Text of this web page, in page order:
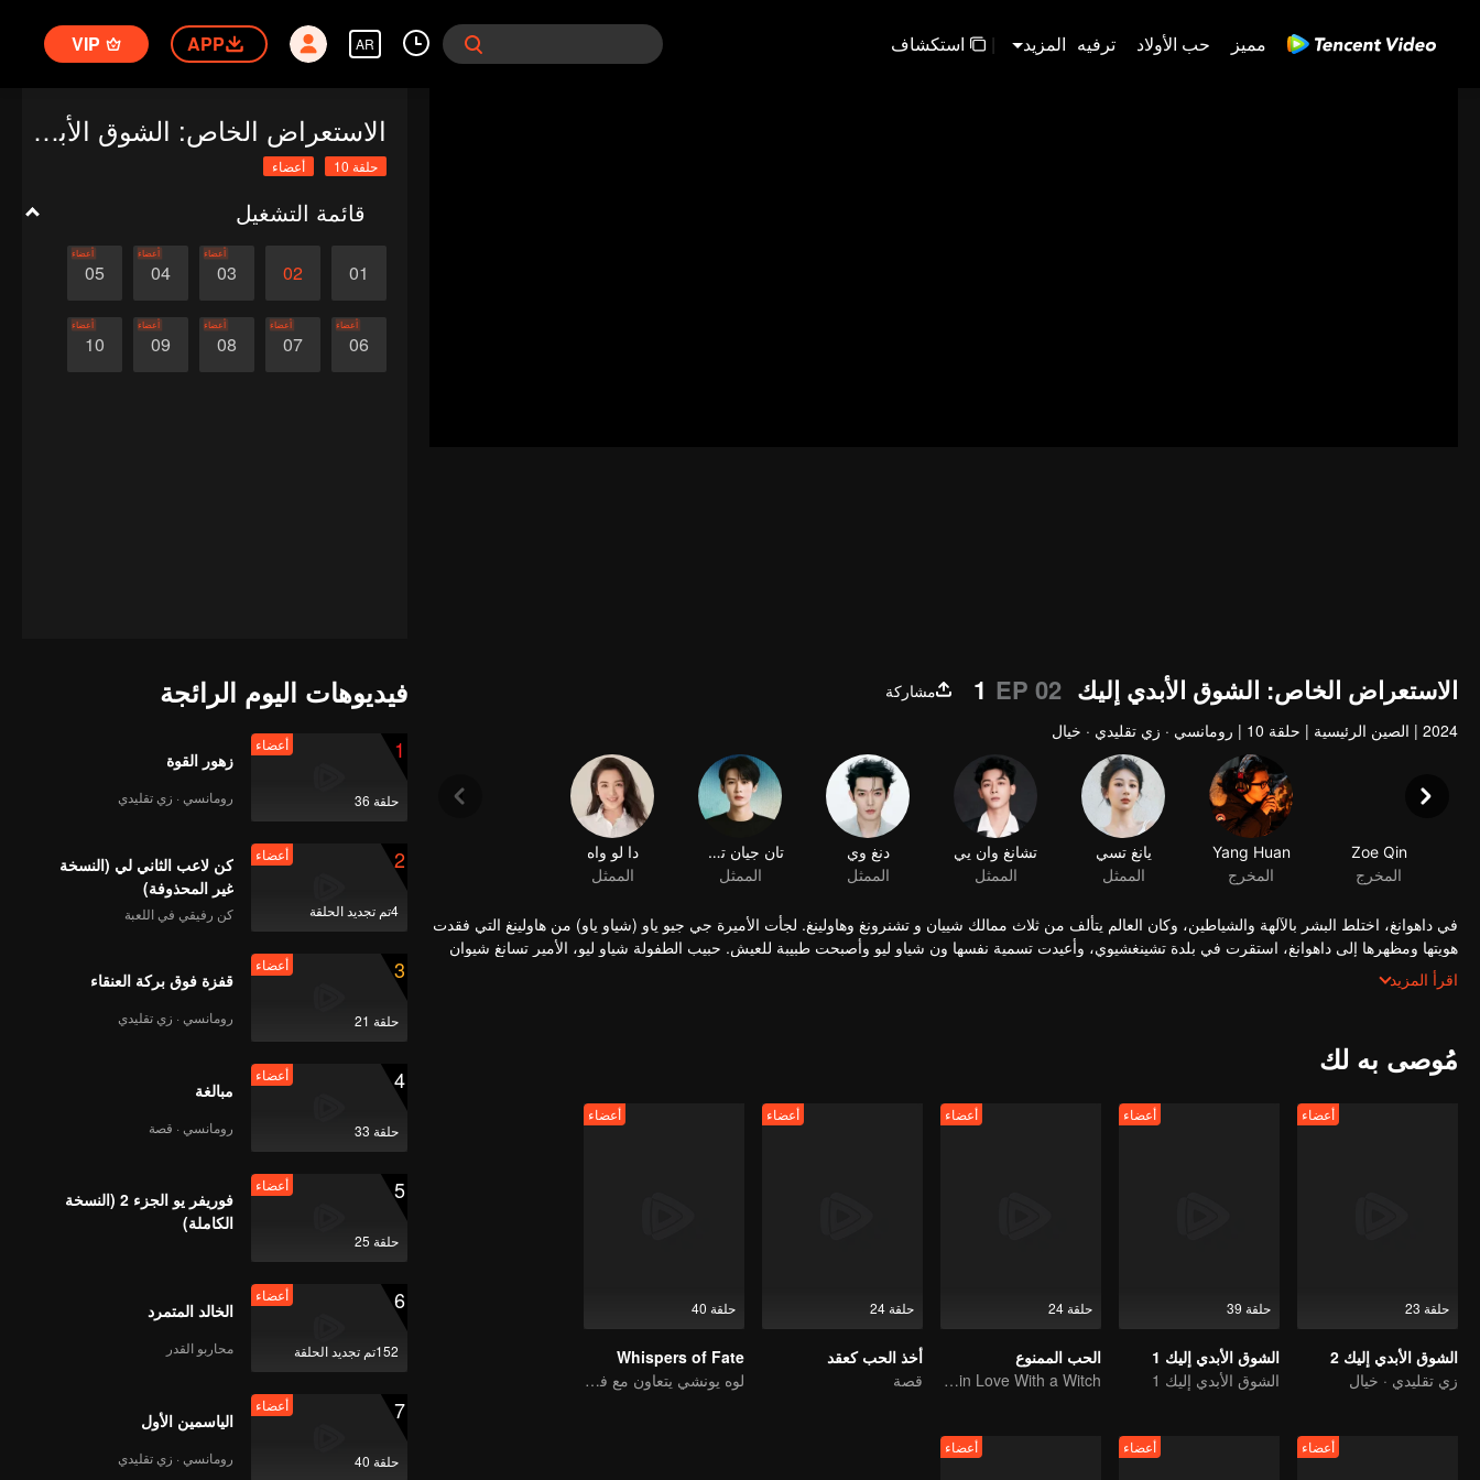
مميز حب الأولاد ترفيه المزيد | استكشاف AR
APP
VIP
الاستعراض الخاص: الشوق الأبدي إليك 1
حلقة 10 أعضاء
قائمة التشغيل
01
02
03
أعضاء
04
أعضاء
05
أعضاء
06
أعضاء
07
أعضاء
08
أعضاء
09
أعضاء
10
أعضاء
الاستعراض الخاص: الشوق الأبدي إليك 1 EP 02
مشاركة
2024
| الصين الرئيسية | حلقة 10 | رومانسي · زي تقليدي · خيال
Zoe Qin
المخرج
Yang Huan
المخرج
يانغ تسي
الممثل
تشانغ وان يي
الممثل
دنغ وي
الممثل
تان جيان تسى
الممثل
دا لو واه
الممثل
في داهوانغ، اختلط البشر بالآلهة والشياطين، وكان العالم يتألف من ثلاث ممالك شييان و تشنرونغ وهاولينغ. لجأت الأميرة جي جيو ياو (شياو ياو) من هاولينغ التي فقدت
هويتها ومظهرها إلى داهوانغ، استقرت في بلدة تشينغشيوي، وأعيدت تسمية نفسها ون شياو ليو وأصبحت طبيبة للعيش. حبيب الطفولة شياو ليو، الأمير تسانغ شيوان
من مملكة شييان تم احتجازه كرهينة في هاولينغ. على الرغم من كل العار، للعثور على شياوليو، سافر حول داهوانغ وجاء إلى بلدة تشينغشيوي. في بلدة تشينغشيوي،
أنقذت شياو ليو تو شان جينغ في خطر ووقعت في حبه تدريجياً. في هذه الأثناء، بعد بضع معارك، قدر شيانغ ليو وشياو لو بعضهما البعض وأصبحا من المقربين. بعد
في الأنهار والبحيرات. تسانغ شيوان الذي لم يحصل على حبه يبذل كل طاقته في حكم البلاد، لأنه يعلم أنه طالما أن العالم يسوده السلام، فإن حبه شياو ياو ستكون
اقرأ المزيد
مُوصى به لك
حلقة 23
أعضاء
الشوق الأبدي إليك 2
زي تقليدي · خيال
حلقة 39
أعضاء
الشوق الأبدي إليك 1
الشوق الأبدي إليك 1
حلقة 24
أعضاء
الحب الممنوع
An Immortal Falls in Love With a Witch
حلقة 24
أعضاء
أخذ الحب كعقد
قصة
حلقة 40
أعضاء
Whispers of Fate
لوه يونشي يتعاون مع فريق لخوض غمار عالم الفنون القتالية
أعضاء أعضاء أعضاء
فيديوهات اليوم الرائجة
1
حلقة 36
أعضاء
زهور القوة
رومانسي · زي تقليدي
2
4تم تجديد الحلقة
أعضاء
كن لاعب الثاني لي (النسخة
غير المحذوفة)
كن رفيقي في اللعبة
3
حلقة 21
أعضاء
قفزة فوق بركة العنقاء
رومانسي · زي تقليدي
4
حلقة 33
أعضاء
مبالغة
رومانسي · قصة
5
حلقة 25
أعضاء
فوريفر يو الجزء 2 (النسخة
الكاملة)
6
152تم تجديد الحلقة
أعضاء
الخالد المتمرد
محاربو القدر
7
حلقة 40
أعضاء
الياسمين الأول
رومانسي · زي تقليدي